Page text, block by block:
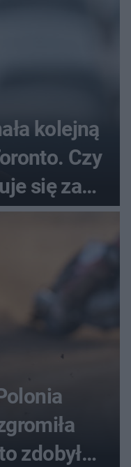
kolejną
Czy
się za
zdobył